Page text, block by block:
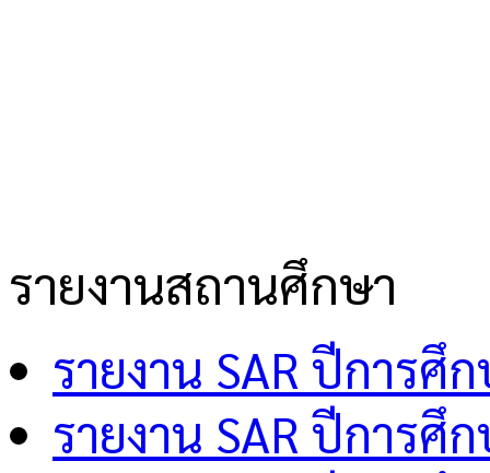
รายงานสถานศึกษา
รายงาน SAR ปีการศึ
รายงาน SAR ปีการศึ